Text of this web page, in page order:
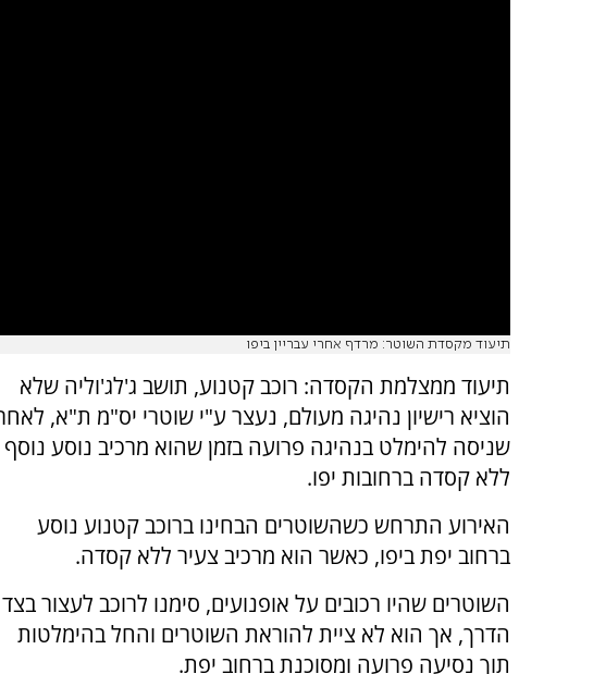
תיעוד מקסדת השוטר: מרדף אחרי עבריין ביפו
תיעוד ממצלמת הקסדה: רוכב קטנוע, תושב ג'לג'וליה שלא
הוציא רישיון נהיגה מעולם, נעצר ע"י שוטרי יס"מ ת"א,
שניסה להימלט בנהיגה פרועה בזמן שהוא מרכיב נוסע נוסף
ללא קסדה ברחובות יפו.
האירוע התרחש כשהשוטרים הבחינו ברוכב קטנוע נוסע
ברחוב יפת ביפו, כאשר הוא מרכיב צעיר ללא קסדה.
השוטרים שהיו רכובים על אופנועים, סימנו לרוכב לעצור בצד
הדרך, אך הוא לא ציית להוראת השוטרים והחל בהימלטות
תוך נסיעה פרועה ומסוכנת ברחוב יפת.